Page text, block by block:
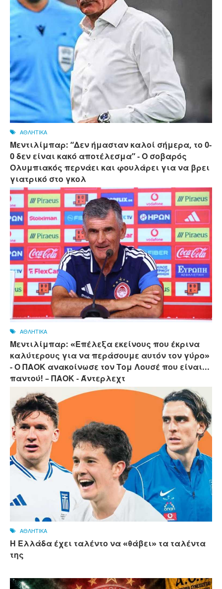
ΑΘΛΗΤΙΚΑ
Μεντιλίμπαρ: “Δεν ήμασταν καλοί σήμερα, το 0-
0 δεν είναι κακό αποτέλεσμα” - Ο σοβαρός
Ολυμπιακός περνάει και φουλάρει για να βρει
γιατρικό στο γκολ
ΑΘΛΗΤΙΚΑ
Μεντιλίμπαρ: «Επέλεξα εκείνους που έκρινα
καλύτερους για να περάσουμε αυτόν τον γύρο»
- Ο ΠΑΟΚ ανακοίνωσε τον Τομ Λουσέ που είναι...
παντού! – ΠΑΟΚ - Άντερλεχτ
ΑΘΛΗΤΙΚΑ
Η Ελλάδα έχει ταλέντο να «θάβει» τα ταλέντα
της